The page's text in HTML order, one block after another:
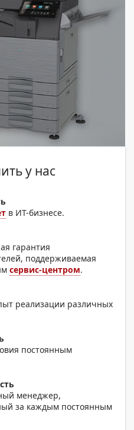
у нас
в ИТ-бизнесе.
гарантия
поддерживаемая
сервис-центром.
реализации различных
постоянным
менеджер,
за каждым постоянным